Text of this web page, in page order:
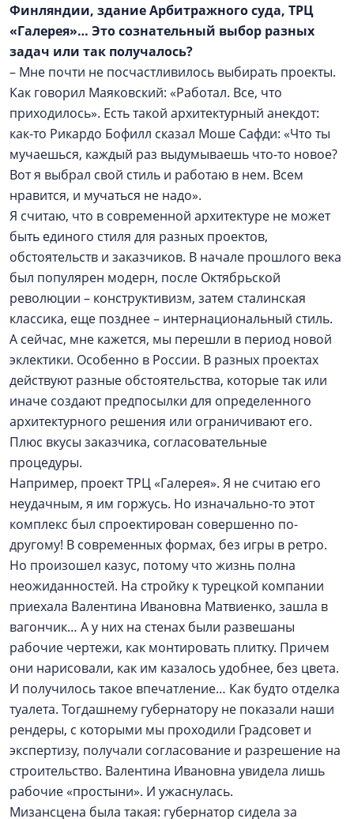
Финляндии, здание Арбитражного суда, ТРЦ
«Галерея»… Это сознательный выбор разных
задач или так получалось?
– Мне почти не посчастливилось выбирать проекты.
Как говорил Маяковский: «Работал. Все, что
приходилось». Есть такой архитектурный анекдот:
как-то Рикардо Бофилл сказал Моше Сафди: «Что ты
мучаешься, каждый раз выдумываешь что-то новое?
Вот я выбрал свой стиль и работаю в нем. Всем
нравится, и мучаться не надо».
Я считаю, что в современной архитектуре не может
быть единого стиля для разных проектов,
обстоятельств и заказчиков. В начале прошлого века
был популярен модерн, после Октябрьской
революции – конструктивизм, затем сталинская
классика, еще позднее – интернациональный стиль.
А сейчас, мне кажется, мы перешли в период новой
эклектики. Особенно в России. В разных проектах
действуют разные обстоятельства, которые так или
иначе создают предпосылки для определенного
архитектурного решения или ограничивают его.
Плюс вкусы заказчика, согласовательные
процедуры.
Например, проект ТРЦ «Галерея». Я не считаю его
неудачным, я им горжусь. Но изначально-то этот
комплекс был спроектирован совершенно по-
другому! В современных формах, без игры в ретро.
Но произошел казус, потому что жизнь полна
неожиданностей. На стройку к турецкой компании
приехала Валентина Ивановна Матвиенко, зашла в
вагончик… А у них на стенах были развешаны
рабочие чертежи, как монтировать плитку. Причем
они нарисовали, как им казалось удобнее, без цвета.
И получилось такое впечатление… Как будто отделка
туалета. Тогдашнему губернатору не показали наши
рендеры, с которыми мы проходили Градсовет и
экспертизу, получали согласование и разрешение на
строительство. Валентина Ивановна увидела лишь
рабочие «простыни». И ужаснулась.
Мизансцена была такая: губернатор сидела за